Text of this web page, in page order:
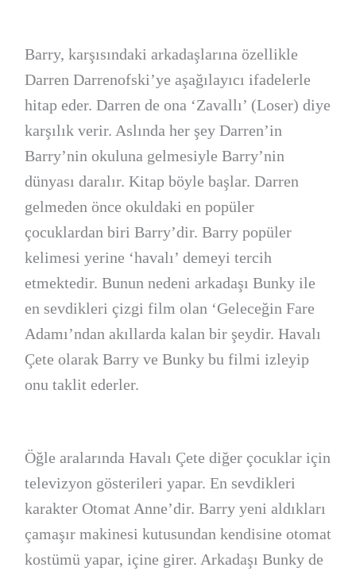
Barry, karşısındaki arkadaşlarına özellikle
Darren Darrenofski’ye aşağılayıcı ifadelerle
hitap eder. Darren de ona ‘Zavallı’ (Loser) diye
karşılık verir. Aslında her şey Darren’in
Barry’nin okuluna gelmesiyle Barry’nin
dünyası daralır. Kitap böyle başlar. Darren
gelmeden önce okuldaki en popüler
çocuklardan biri Barry’dir. Barry popüler
kelimesi yerine ‘havalı’ demeyi tercih
etmektedir. Bunun nedeni arkadaşı Bunky ile
en sevdikleri çizgi film olan ‘Geleceğin Fare
Adamı’ndan akıllarda kalan bir şeydir. Havalı
Çete olarak Barry ve Bunky bu filmi izleyip
onu taklit ederler.
Öğle aralarında Havalı Çete diğer çocuklar için
televizyon gösterileri yapar. En sevdikleri
karakter Otomat Anne’dir. Barry yeni aldıkları
çamaşır makinesi kutusundan kendisine otomat
kostümü yapar, içine girer. Arkadaşı Bunky de